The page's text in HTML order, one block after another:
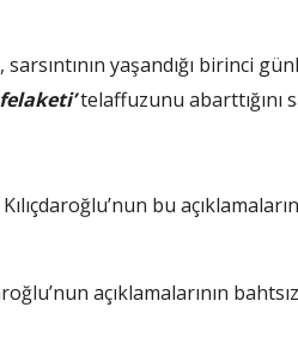
yaşandığı birinci
felaketi’telaffuzunu abarttığını
bu
açıklamalarının